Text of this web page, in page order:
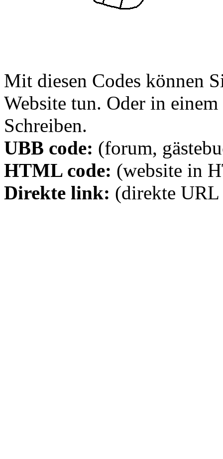
Mit diesen Codes können
Website tun. Oder in
Schreiben.
UBB code: (forum,
HTML code: (website in
Direkte link: (direkte